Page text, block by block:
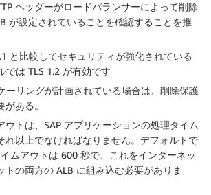
ヘッダーがロードバランサーによって削除
が設定されていることを確認することを推
と比較してセキュリティが強化されている
では TLS 1.2 が有効です
ーリングが計画されている場合は、削除保護
ある。
ウトは、SAP アプリケーションの処理タイム
れ以上でなければなりません。デフォルトで
イムアウトは 600 秒で、これをインターネッ
トの両方の ALB に組み込む必要がありま